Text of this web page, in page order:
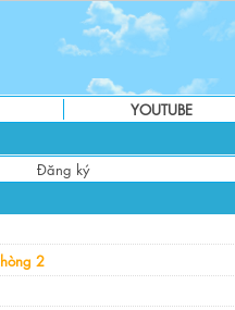
YOUTUBE
Đăng ký
2